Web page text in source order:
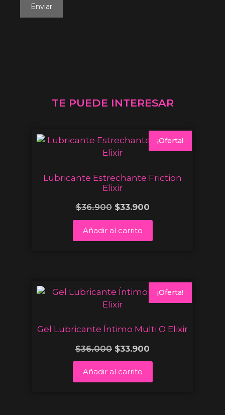
TE PUEDE INTERESAR
¡Oferta!
Lubricante Estrechante Friction
Elixir
$36.900 $33.900
Añadir al carrito
¡Oferta!
Gel Lubricante Íntimo Multi O Elixir
$36.000 $33.900
Añadir al carrito